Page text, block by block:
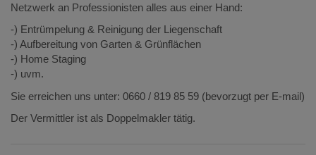
Netzwerk an Professionisten alles aus einer Hand:
-) Entrümpelung & Reinigung der Liegenschaft
-) Aufbereitung von Garten & Grünflächen
-) Home Staging
-) uvm.
Sie erreichen uns unter: 0660 / 819 85 59 (bevorzugt per E-mail)
Der Vermittler ist als Doppelmakler tätig.